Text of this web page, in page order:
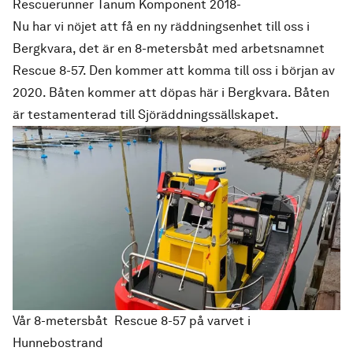
Rescuerunner Tanum Komponent 2018-
Nu har vi nöjet att få en ny räddningsenhet till oss i
Bergkvara, det är en 8-metersbåt med arbetsnamnet
Rescue 8-57. Den kommer att komma till oss i början av
2020. Båten kommer att döpas här i Bergkvara. Båten
är testamenterad till Sjöräddningssällskapet.
Vår 8-metersbåt Rescue 8-57 på varvet i
Hunnebostrand